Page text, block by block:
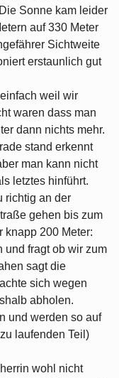
Sonne kam leider
auf 330 Meter
Sichtweite
erstaunlich gut
weil wir
waren dass man
dann nichts mehr.
stand erkennt
man kann nicht
letztes hinführt.
richtig an der
gehen bis zum
knapp 200 Meter:
und fragt ob wir zum
sagt die
sich wegen
abholen.
und werden so auf
laufenden Teil)
wohl nicht